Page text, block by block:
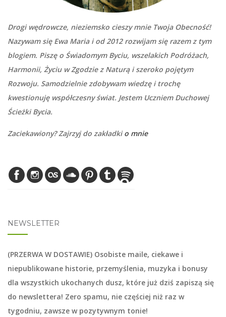
Drogi wędrowcze, nieziemsko cieszy mnie Twoja Obecność!
Nazywam się Ewa Maria i od 2012 rozwijam się razem z tym
blogiem. Piszę o Świadomym Byciu, wszelakich Podróżach,
Harmonii, Życiu w Zgodzie z Naturą i szeroko pojętym
Rozwoju. Samodzielnie zdobywam wiedzę i trochę
kwestionuję współczesny świat. Jestem Uczniem Duchowej
Ścieżki Bycia.
Zaciekawiony? Zajrzyj do zakładkio mnie
NEWSLETTER
(PRZERWA W DOSTAWIE) Osobiste maile, ciekawe i
niepublikowane historie, przemyślenia, muzyka i bonusy
dla wszystkich ukochanych dusz, które już dziś zapiszą się
do newslettera! Zero spamu, nie częściej niż raz w
tygodniu, zawsze w pozytywnym tonie!